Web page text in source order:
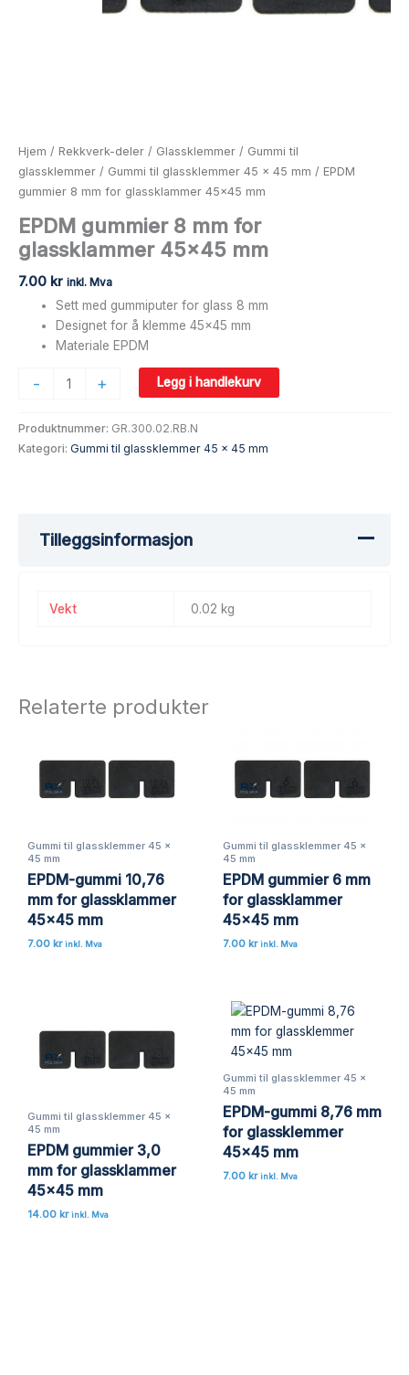
Hjem / Rekkverk-deler / Glassklemmer / Gummi til
glassklemmer / Gummi til glassklemmer 45 x 45 mm / EPDM
gummier 8 mm for glassklammer 45×45 mm
EPDM gummier 8 mm for
glassklammer 45×45 mm
7.00 kr inkl. Mva
Sett med gummiputer for glass 8 mm
Designet for å klemme 45×45 mm
Materiale EPDM
- + Legg i handlekurv
Produktnummer: GR.300.02.RB.N
Kategori: Gummi til glassklemmer 45 x 45 mm
Tilleggsinformasjon
Vekt 0.02 kg
Relaterte produkter
Gummi til glassklemmer 45 x
45 mm
EPDM-gummi 10,76
mm for glassklammer
45×45 mm
7.00 kr inkl. Mva
Gummi til glassklemmer 45 x
45 mm
EPDM gummier 6 mm
for glassklammer
45×45 mm
7.00 kr inkl. Mva
Gummi til glassklemmer 45 x
45 mm
EPDM gummier 3,0
mm for glassklammer
45×45 mm
14.00 kr inkl. Mva
Gummi til glassklemmer 45 x
45 mm
EPDM-gummi 8,76 mm
for glassklemmer
45×45 mm
7.00 kr inkl. Mva